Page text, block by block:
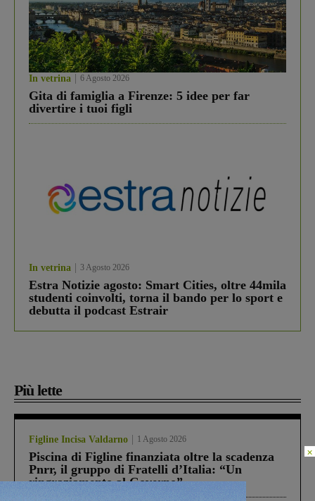
In vetrina 6 Agosto 2026
Gita di famiglia a Firenze: 5 idee per far
divertire i tuoi figli
In vetrina 3 Agosto 2026
Estra Notizie agosto: Smart Cities, oltre 44mila
studenti coinvolti, torna il bando per lo sport e
debutta il podcast Estrair
Più lette
Figline Incisa Valdarno 1 Agosto 2026
Piscina di Figline finanziata oltre la scadenza
Pnrr, il gruppo di Fratelli d’Italia: “Un
ringraziamento al Governo”
×